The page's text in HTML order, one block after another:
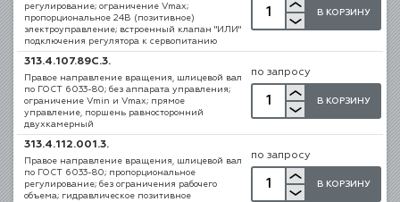
регулирование; ограничение Vmax;
пропорциональное 24В (позитивное)
электроуправление; встроенный клапан "ИЛИ"
подключения регулятора к сервопитанию
В КОРЗИНУ
313.4.107.89С.3.
Правое направление вращения, шлицевой вал
по ГОСТ 6033-80; без аппарата управления;
ограничение Vmin и Vmax; прямое
управление, поршень равносторонний
двухкамерный
по запросу
В КОРЗИНУ
313.4.112.001.3.
Правое направление вращения, шлицевой вал
по ГОСТ 6033-80; пропорциональное
регулирование; без ограничения рабочего
объема; гидравлическое позитивное
по запросу
В КОРЗИНУ